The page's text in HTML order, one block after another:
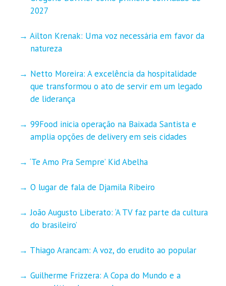
2027
Ailton Krenak: Uma voz necessária em favor da
natureza
Netto Moreira: A excelência da hospitalidade
que transformou o ato de servir em um legado
de liderança
99Food inicia operação na Baixada Santista e
amplia opções de delivery em seis cidades
‘Te Amo Pra Sempre’ Kid Abelha
O lugar de fala de Djamila Ribeiro
João Augusto Liberato: ‘A TV faz parte da cultura
do brasileiro’
Thiago Arancam: A voz, do erudito ao popular
Guilherme Frizzera: A Copa do Mundo e a